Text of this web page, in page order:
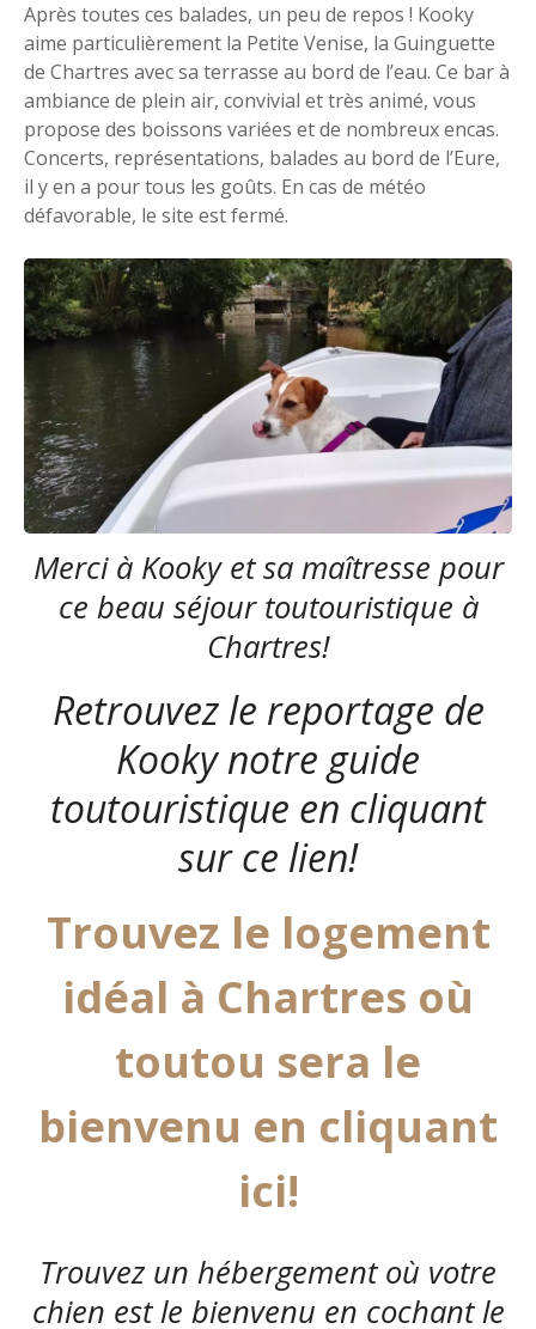
Après toutes ces balades, un peu de repos ! Kooky
aime particulièrement la Petite Venise, la Guinguette
de Chartres avec sa terrasse au bord de l’eau. Ce bar à
ambiance de plein air, convivial et très animé, vous
propose des boissons variées et de nombreux encas.
Concerts, représentations, balades au bord de l’Eure,
il y en a pour tous les goûts. En cas de météo
défavorable, le site est fermé.
Merci à Kooky et sa maîtresse pour
ce beau séjour toutouristique à
Chartres!
Retrouvez le reportage de
Kooky notre guide
toutouristique en cliquant
sur ce lien!
Trouvez le logement
idéal à Chartres où
toutou sera le
bienvenu en cliquant
ici!
Trouvez un hébergement où votre
chien est le bienvenu en cochant le